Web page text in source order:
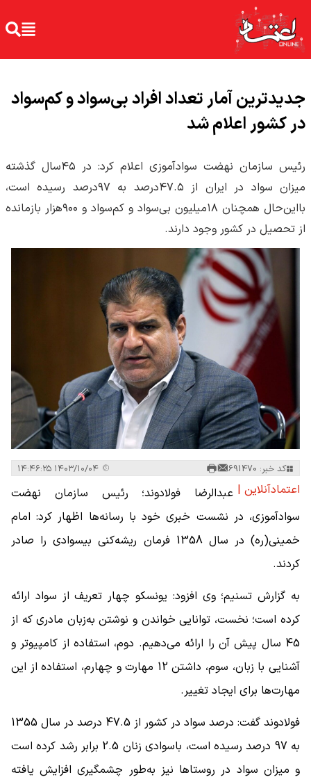
جدیدترین آمار تعداد افراد بی‌سواد و کم‌سواد
در کشور اعلام شد
رئیس سازمان نهضت سوادآموزی اعلام کرد: در ۴۵سال گذشته
میزان سواد در ایران از ۴۷.۵درصد به ۹۷درصد رسیده است،
بااین‌حال همچنان ۱۸میلیون بی‌سواد و کم‌سواد و ۹۰۰هزار بازمانده
از تحصیل در کشور وجود دارند.
کد خبر: 691470
اعتمادآنلاین | عبدالرضا فولادوند؛ رئیس سازمان نهضت
سوادآموزی، در نشست خبری خود با رسانه‌ها اظهار کرد: امام
خمینی(ره) در سال 1358 فرمان ریشه‌کنی بیسوادی را صادر
کردند.
به گزارش تسنیم؛ وی افزود: یونسکو چهار تعریف از سواد ارائه
کرده است؛ نخست، توانایی خواندن و نوشتن به‌زبان مادری که از
45 سال پیش آن را ارائه می‌دهیم. دوم، استفاده از کامپیوتر و
آشنایی با زبان، سوم، داشتن 12 مهارت و چهارم، استفاده از این
مهارت‌ها برای ایجاد تغییر.
فولادوند گفت: درصد سواد در کشور از 47.5 درصد در سال 1355
به 97 درصد رسیده است، باسوادی زنان 2.5 برابر رشد کرده است
و میزان سواد در روستاها نیز به‌طور چشمگیری افزایش یافته